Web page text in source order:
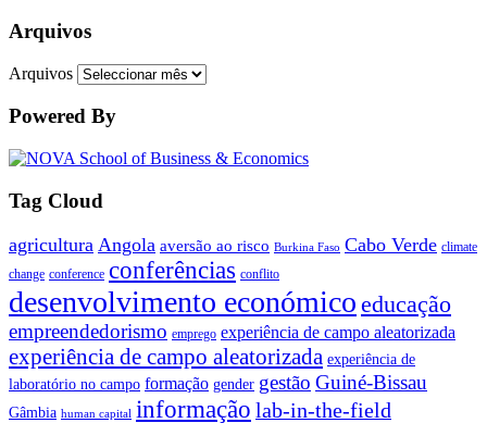
Arquivos
Arquivos
Powered By
Tag Cloud
agricultura Angola aversão ao risco Burkina Faso Cabo Verde climate
change conference conferências conflito
desenvolvimento económico educação
empreendedorismo emprego experiência de campo aleatorizada
experiência de campo aleatorizada experiência de
laboratório no campo formação gender gestão Guiné-Bissau
Gâmbia human capital informação lab-in-the-field